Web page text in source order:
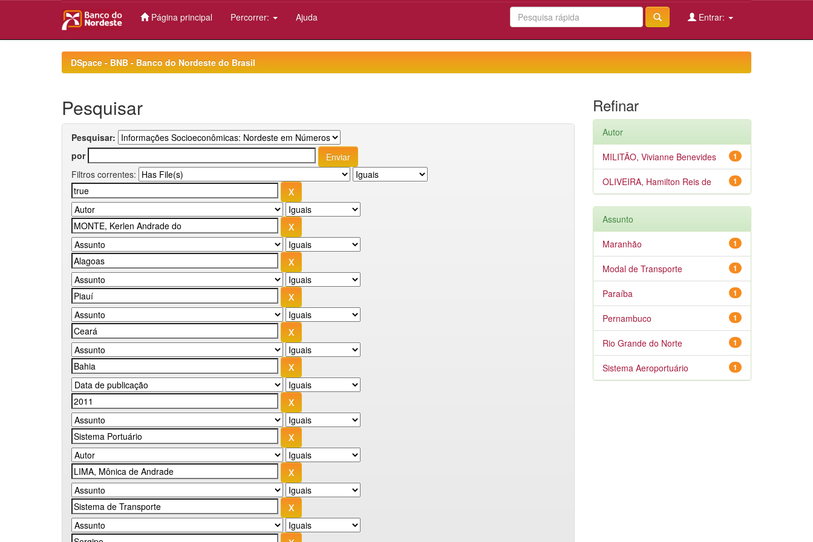
Página principal Percorrer: Ajuda Entrar:
DSpace - BNB - Banco do Nordeste do Brasil
Pesquisar
Pesquisar:
por
Filtros correntes:
Refinar
Autor
1
MILITÃO, Vivianne Benevides
1
OLIVEIRA, Hamilton Reis de
Assunto
1
Maranhão
1
Modal de Transporte
1
Paraíba
1
Pernambuco
1
Rio Grande do Norte
1
Sistema Aeroportuário